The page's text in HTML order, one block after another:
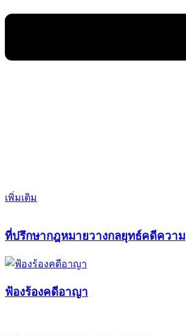
เพิ่มเติม
ที่ปรึกษากฎหมายวางกลยุทธ์คดีความ
ฟ้องร้องคดีอาญา